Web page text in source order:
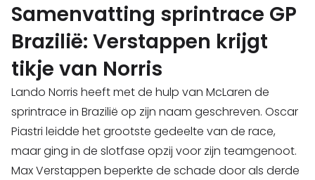
Samenvatting sprintrace GP
Brazilië: Verstappen krijgt
tikje van Norris
Lando Norris heeft met de hulp van McLaren de
sprintrace in Brazilië op zijn naam geschreven. Oscar
Piastri leidde het grootste gedeelte van de race,
maar ging in de slotfase opzij voor zijn teamgenoot.
Max Verstappen beperkte de schade door als derde